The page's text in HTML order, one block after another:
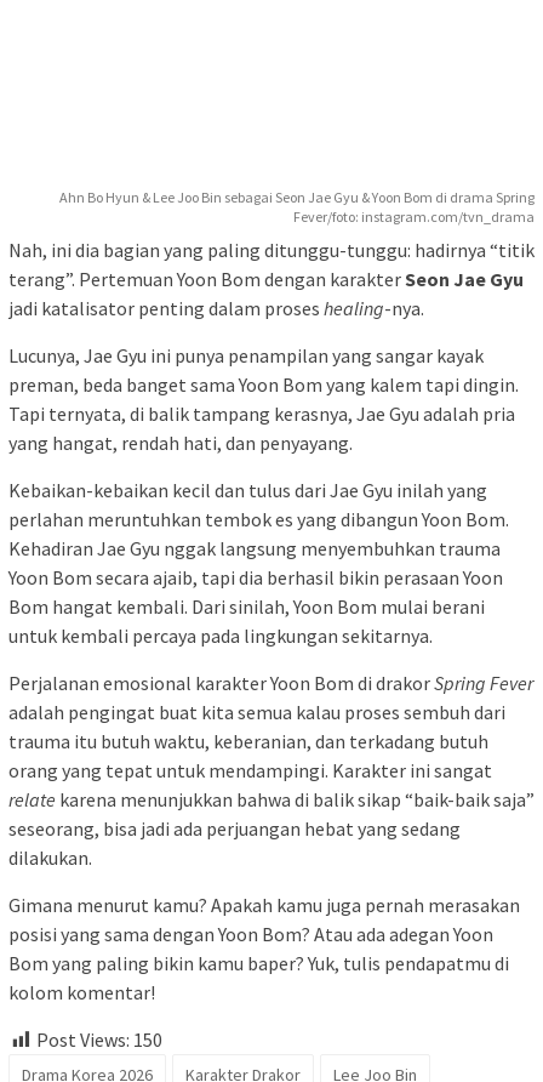
Ahn Bo Hyun & Lee Joo Bin sebagai Seon Jae Gyu & Yoon Bom di drama Spring
Fever/foto: instagram.com/tvn_drama
Nah, ini dia bagian yang paling ditunggu-tunggu: hadirnya “titik
terang”. Pertemuan Yoon Bom dengan karakterSeon Jae Gyu
jadi katalisator penting dalam proses healing-nya.
Lucunya, Jae Gyu ini punya penampilan yang sangar kayak
preman, beda banget sama Yoon Bom yang kalem tapi dingin.
Tapi ternyata, di balik tampang kerasnya, Jae Gyu adalah pria
yang hangat, rendah hati, dan penyayang.
Kebaikan-kebaikan kecil dan tulus dari Jae Gyu inilah yang
perlahan meruntuhkan tembok es yang dibangun Yoon Bom.
Kehadiran Jae Gyu nggak langsung menyembuhkan trauma
Yoon Bom secara ajaib, tapi dia berhasil bikin perasaan Yoon
Bom hangat kembali. Dari sinilah, Yoon Bom mulai berani
untuk kembali percaya pada lingkungan sekitarnya.
Perjalanan emosional karakter Yoon Bom di drakorSpring Fever
adalah pengingat buat kita semua kalau proses sembuh dari
trauma itu butuh waktu, keberanian, dan terkadang butuh
orang yang tepat untuk mendampingi. Karakter ini sangat
relate karena menunjukkan bahwa di balik sikap “baik-baik saja”
seseorang, bisa jadi ada perjuangan hebat yang sedang
dilakukan.
Gimana menurut kamu? Apakah kamu juga pernah merasakan
posisi yang sama dengan Yoon Bom? Atau ada adegan Yoon
Bom yang paling bikin kamu baper? Yuk, tulis pendapatmu di
kolom komentar!
Post Views: 150
Drama Korea 2026 Karakter Drakor Lee Joo Bin